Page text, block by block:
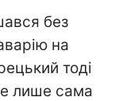
без
на
тоді
лише сама